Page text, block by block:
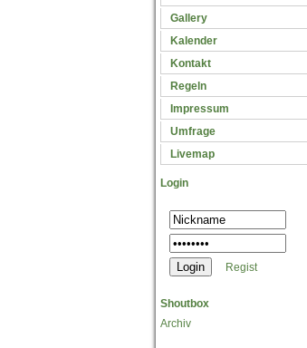
Gallery
Kalender
Kontakt
Regeln
Impressum
Umfrage
Livemap
Login
Regist
Shoutbox
Archiv